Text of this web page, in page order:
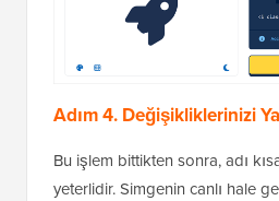
Adım 4. Değişikliklerinizi
Bu işlem bittikten sonra, adı
yeterlidir. Simgenin canlı hale